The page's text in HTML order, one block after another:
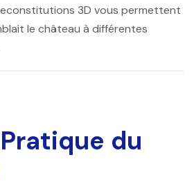
3D vous permettent
le château à différentes
du